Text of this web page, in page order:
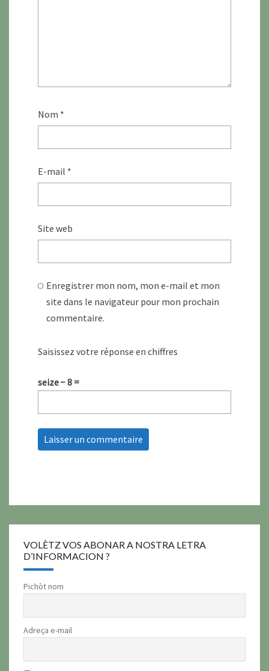
Nom *
E-mail *
Site web
Enregistrer mon nom, mon e-mail et mon
site dans le navigateur pour mon prochain
commentaire.
Saisissez votre réponse en chiffres
seize − 8 =
VOLÈTZ VOS ABONAR A NOSTRA LETRA
D’INFORMACION ?
Pichòt nom
Adreça e-mail